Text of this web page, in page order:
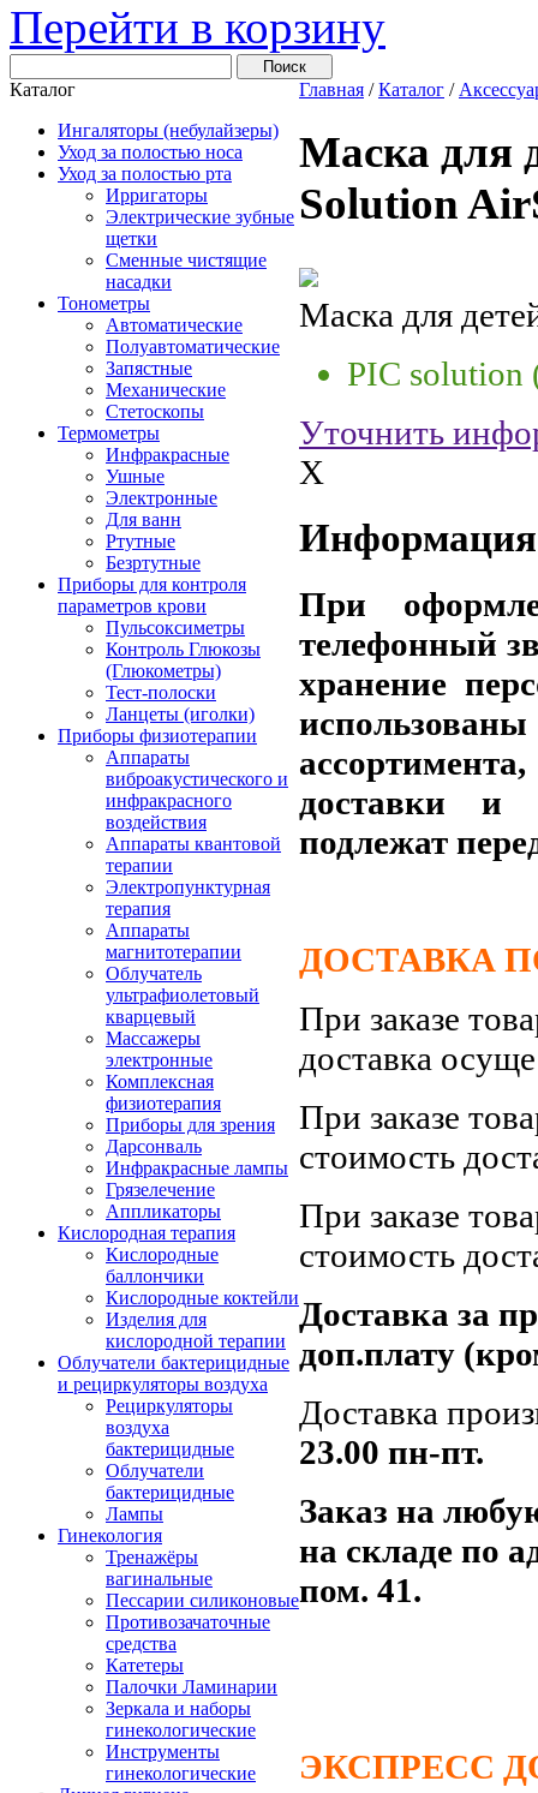
Перейти в корзину
Каталог
Ингаляторы (небулайзеры)
Уход за полостью носа
Уход за полостью рта
Ирригаторы
Электрические зубные
щетки
Сменные чистящие
насадки
Тонометры
Автоматические
Полуавтоматические
Запястные
Механические
Стетоскопы
Термометры
Инфракрасные
Ушные
Электронные
Для ванн
Ртутные
Безртутные
Приборы для контроля
параметров крови
Пульсоксиметры
Контроль Глюкозы
(Глюкометры)
Тест-полоски
Ланцеты (иголки)
Приборы физиотерапии
Аппараты
виброакустического и
инфракрасного
воздействия
Аппараты квантовой
терапии
Электропунктурная
терапия
Аппараты
магнитотерапии
Облучатель
ультрафиолетовый
кварцевый
Массажеры
электронные
Комплексная
физиотерапия
Приборы для зрения
Дарсонваль
Инфракрасные лампы
Грязелечение
Аппликаторы
Кислородная терапия
Кислородные
баллончики
Кислородные коктейли
Изделия для
кислородной терапии
Облучатели бактерицидные
и рециркуляторы воздуха
Рециркуляторы
воздуха
бактерицидные
Облучатели
бактерицидные
Лампы
Гинекология
Тренажёры
вагинальные
Пессарии силиконовые
Противозачаточные
средства
Катетеры
Палочки Ламинарии
Зеркала и наборы
гинекологические
Инструменты
гинекологические
Главная /Каталог /
Маска для
Solution
Маска для
PIC solution
Уточнить
X
Информация
При
телефонный
хранение
доставки и
подлежат
ДОСТАВКА
При заказе
доставка
При заказе
стоимость
При заказе
стоимость
Доставка за
доп.плату
Доставка
23.00 пн-пт.
Заказ на
на складе по
пом. 41.
ЭКСПРЕСС